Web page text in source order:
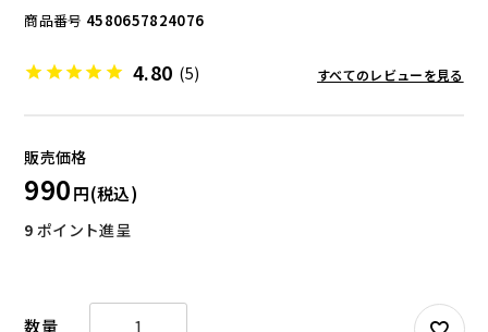
お試しセット
商品番号 4580657824076
4.80 (5) すべてのレビューを見る
990
9 ポイント進呈